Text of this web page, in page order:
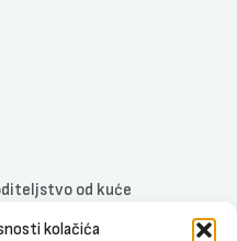
kolačića
od kuće